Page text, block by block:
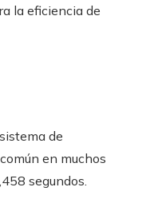
la eficiencia de
de
en muchos
segundos.